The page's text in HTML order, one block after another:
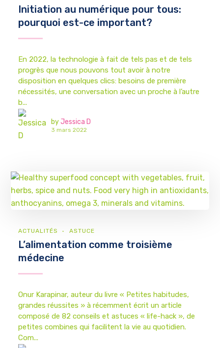
Initiation au numérique pour tous:
pourquoi est-ce important?
En 2022, la technologie à fait de tels pas et de tels
progrès que nous pouvons tout avoir à notre
disposition en quelques clics: besoins de première
nécessités, une conversation avec un proche à l’autre
b...
by Jessica D
3 mars 2022
ACTUALITÉS ASTUCE
L’alimentation comme troisième
médecine
Onur Karapinar, auteur du livre « Petites habitudes,
grandes réussites » à récemment écrit un article
composé de 82 conseils et astuces « life-hack », de
petites combines qui facilitent la vie au quotidien.
Com...